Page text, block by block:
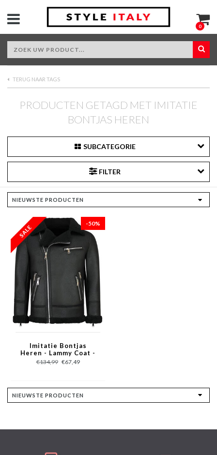
0
TERUG NAAR TAGS
PRODUCTEN GETAGD MET IMITATIE
BONTJAS HEREN
SUBCATEGORIE
FILTER
-50%
Imitatie Bontjas
Heren - Lammy Coat -
Zwart
€134,99 €67,49